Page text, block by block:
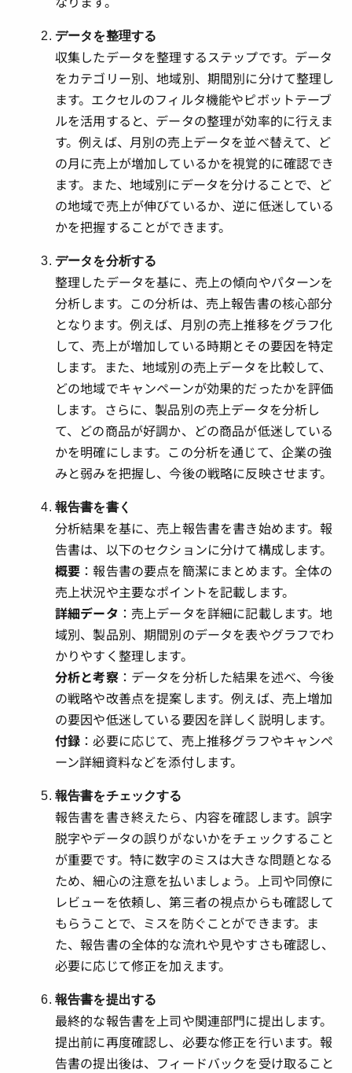
データを整理する
収集したデータを整理するステップです。データ
をカテゴリー別、地域別、期間別に分けて整理し
ます。エクセルのフィルタ機能やピボットテーブ
ルを活用すると、データの整理が効率的に行えま
す。例えば、月別の売上データを並べ替えて、ど
の月に売上が増加しているかを視覚的に確認でき
ます。また、地域別にデータを分けることで、ど
の地域で売上が伸びているか、逆に低迷している
かを把握することができます。
データを分析する
整理したデータを基に、売上の傾向やパターンを
分析します。この分析は、売上報告書の核心部分
となります。例えば、月別の売上推移をグラフ化
して、売上が増加している時期とその要因を特定
します。また、地域別の売上データを比較して、
どの地域でキャンペーンが効果的だったかを評価
します。さらに、製品別の売上データを分析し
て、どの商品が好調か、どの商品が低迷している
かを明確にします。この分析を通じて、企業の強
みと弱みを把握し、今後の戦略に反映させます。
報告書を書く
分析結果を基に、売上報告書を書き始めます。報
告書は、以下のセクションに分けて構成します。
概要 ：報告書の要点を簡潔にまとめます。全体の
売上状況や主要なポイントを記載します。
詳細データ ：売上データを詳細に記載します。地
域別、製品別、期間別のデータを表やグラフでわ
かりやすく整理します。
分析と考察：データを分析した結果を述べ、今後
の戦略や改善点を提案します。例えば、売上増加
の要因や低迷している要因を詳しく説明します。
付録 ：必要に応じて、売上推移グラフやキャンペ
ーン詳細資料などを添付します。
報告書をチェックする
報告書を書き終えたら、内容を確認します。誤字
脱字やデータの誤りがないかをチェックすること
が重要です。特に数字のミスは大きな問題となる
ため、細心の注意を払いましょう。上司や同僚に
レビューを依頼し、第三者の視点からも確認して
もらうことで、ミスを防ぐことができます。ま
た、報告書の全体的な流れや見やすさも確認し、
必要に応じて修正を加えます。
報告書を提出する
最終的な報告書を上司や関連部門に提出します。
提出前に再度確認し、必要な修正を行います。報
告書の提出後は、フィードバックを受け取ること